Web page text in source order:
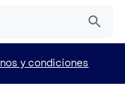
y condiciones